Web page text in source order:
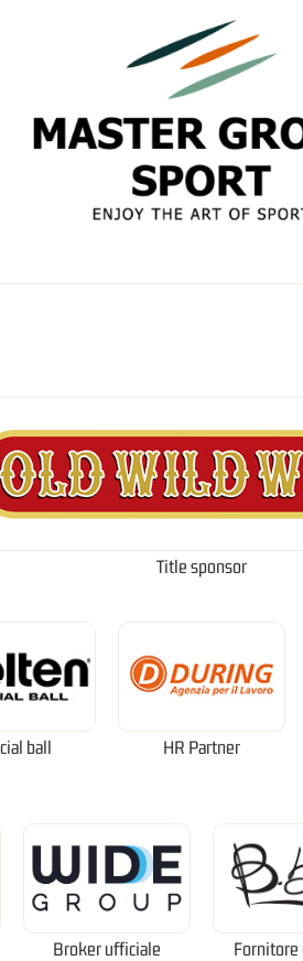
Title sponsor
ball HR Partner
Broker ufficiale